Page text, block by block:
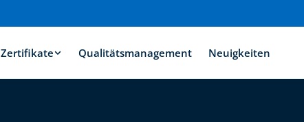
Zertifikate Qualitätsmanagement Neuigkeiten